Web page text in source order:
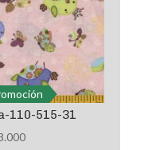
110-515-31